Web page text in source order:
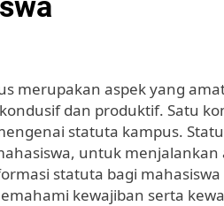
merupakan aspek yang
dan produktif. Satu
statuta kampus.
untuk
statuta bagi
kewajiban serta